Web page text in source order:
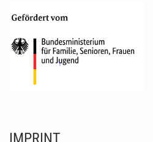
IMPRINT